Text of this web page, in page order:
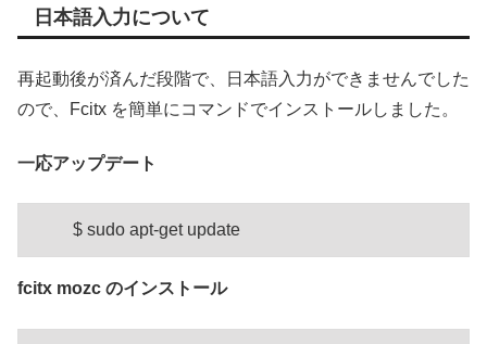
日本語入力について
再起動後が済んだ段階で、日本語入力ができませんでした
ので、Fcitx を簡単にコマンドでインストールしました。
一応アップデート
$ sudo apt-get update
fcitx mozc のインストール